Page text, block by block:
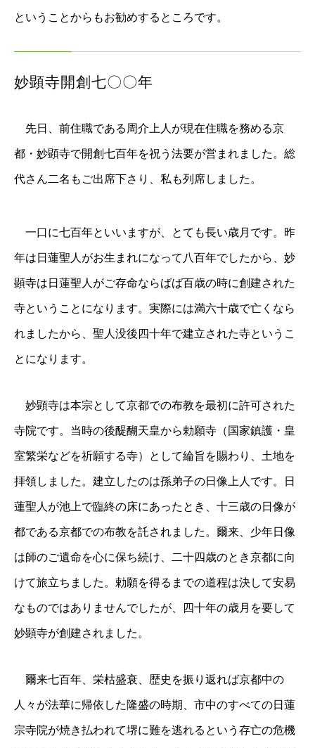
ということからもお勧めするところです。
妙顕寺開創七〇〇年
先日、前住職である周介上人が現在住職を務める京
都・妙顕寺で開創七百年を祝う法要が営まれました。総
代さん二名もご出席下さり、私も列席しました。
一口に七百年といいますが、とても長い歳月です。昨
年は日蓮聖人がお生まれになって八百年でしたから、妙
顕寺は日蓮聖人がご存命ならばば百歳の時に創建された
寺ということになります。実際には満六十歳で亡くなら
れましたから、聖人没後四十年で建立された寺というこ
とになります。
妙顕寺は本宗として京都での布教を最初に許可された
寺院です。当時の後醍醐天皇から勅願寺（国家鎮護・皇
室繁栄などを祈願する寺）として綸旨を賜わり、土地を
拝領しました。建立したのは孫弟子の日像上人です。日
蓮聖人が池上で臨終の床にあったとき、十三歳の日像が
都である京都での布教を託されました。爾来、少年日像
は師のご遺命を心に保ち続け、二十四歳のとき京都に向
けて旅立ちました。勅願を得るまでの道程は決して安易
なものではありませんでしたが、四十年の歳月を要して
妙顕寺が創建されました。
爾来七百年、栄枯盛衰、歴史を振り返れば京都中の
人々が法華に帰依した隆盛の時期、市中のすべての日蓮
宗寺院が焼き払われて堺に難を逃れるという存亡の危機